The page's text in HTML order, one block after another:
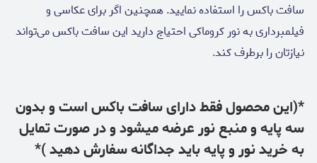
سافت باکس را استفاده نمایید. همچنین اگر برای عکاسی و
فیلمبرداری به نور کروماکی احتیاج دارید این سافت باکس می‌تواند
نیازتان را برطرف کند.
*(این محصول فقط دارای سافت باکس است و بدون
سه پایه و منبع نور عرضه میشود و در صورت تمایل
به خرید نور و پایه باید جداگانه سفارش دهید )*